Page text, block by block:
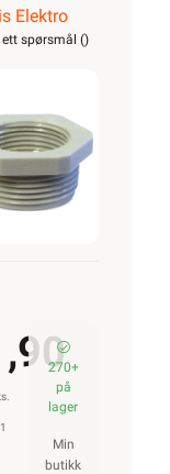
M16
Elektro
spørsmål ()
270+
på
lager
Min
butikk